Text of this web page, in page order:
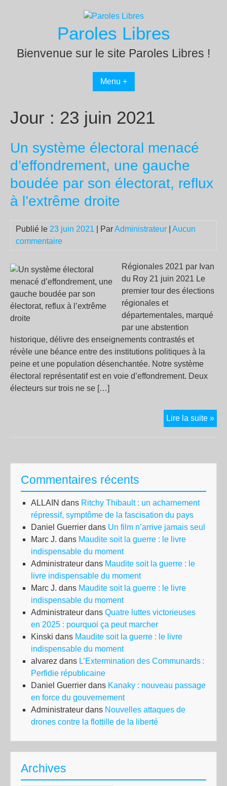
Paroles Libres
Bienvenue sur le site Paroles Libres !
Menu +
Jour : 23 juin 2021
Un système électoral menacé
d’effondrement, une gauche
boudée par son électorat, reflux
à l’extrême droite
Publié le 23 juin 2021 | ParAdministrateur
Aucun
commentaire
Régionales 2021 par Ivan
du Roy 21 juin 2021 Le
premier tour des élections
régionales et
départementales, marqué
par une abstention
historique, délivre des enseignements contrastés et
révèle une béance entre des institutions politiques à la
peine et une population désenchantée. Notre système
électoral représentatif est en voie d’effondrement. Deux
électeurs sur trois ne se […]
Lire la suite »Un
Commentaires récents
ALLAIN dans Ritchy Thibault : un acharnement
répressif, symptôme de la fascisation du pays
Daniel Guerrier dans Un film n’arrive jamais seul
Marc J. dans Maudite soit la guerre : le livre
indispensable du moment
Administrateur dans Maudite soit la guerre : le
livre indispensable du moment
Marc J. dans Maudite soit la guerre : le livre
indispensable du moment
Administrateur dans Quatre luttes victorieuses
en 2025 : pourquoi ça peut marcher
Kinski dans Maudite soit la guerre : le livre
indispensable du moment
alvarez dans L’Extermination des Communards :
Perfidie républicaine
Daniel Guerrier dans Kanaky : nouveau passage
en force du gouvernement
Administrateur dans Nouvelles attaques de
drones contre la flottille de la liberté
Archives